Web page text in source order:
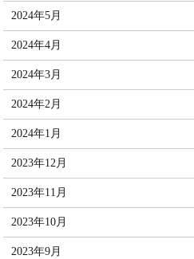
2024年5月
2024年4月
2024年3月
2024年2月
2024年1月
2023年12月
2023年11月
2023年10月
2023年9月